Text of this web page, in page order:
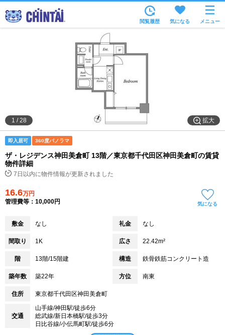
沿線・駅から
住所から
家賃相場から
通勤通学時間から
物件特集から
不動産会社から
閲覧履歴 気になる メニュー
拡大
1 /28
即入居可 360度パノラマ
ザ・レジデンス神田美倉町 13階／東京都千代田区神田美倉町の賃貸
物件詳細
7日以内に物件情報が更新されました
16.6万円
管理費等：10,000円
気になる
敷金 なし 礼金 なし
間取り 1K 広さ 22.42m²
階 13階/15階建 構造 鉄骨鉄筋コンクリート造
築年数 築22年 方位 南東
住所 東京都千代田区神田美倉町
交通
山手線/神田駅/徒歩6分
総武線/新日本橋駅/徒歩3分
日比谷線/小伝馬町駅/徒歩6分